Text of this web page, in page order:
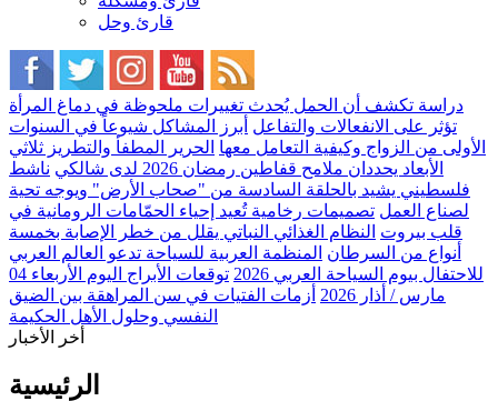
قارئ وحل
دراسة تكشف أن الحمل يُحدث تغييرات ملحوظة في دماغ المرأة
تؤثر على الانفعالات والتفاعل أبرز المشاكل شيوعاً في السنوات
الأولى من الزواج وكيفية التعامل معها الحرير المطفأ والتطريز ثلاثي
الأبعاد يحددان ملامح قفاطين رمضان 2026 لدى شالكي
ناشط
فلسطيني يشيد بالحلقة السادسة من "صحاب الأرض" ويوجه تحية
لصناع العمل تصميمات رخامية تُعيد إحياء الحمّامات الرومانية في
قلب بيروت النظام الغذائي النباتي يقلل من خطر الإصابة بخمسة
أنواع من السرطان المنظمة العربية للسياحة تدعو العالم العربي
للاحتفال بيوم السياحة العربي 2026
توقعات الأبراج اليوم الأربعاء 04
مارس / أذار 2026
أزمات الفتيات في سن المراهقة بين الضيق
النفسي وحلول الأهل الحكيمة
أخر الأخبار
الرئيسية